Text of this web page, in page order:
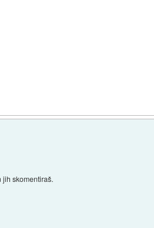
skomentiraš.